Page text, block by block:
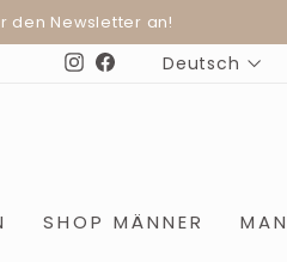
den Newsletter an!
Instagram
FacebookSPRACHE
Deutsch
SHOP MÄNNER